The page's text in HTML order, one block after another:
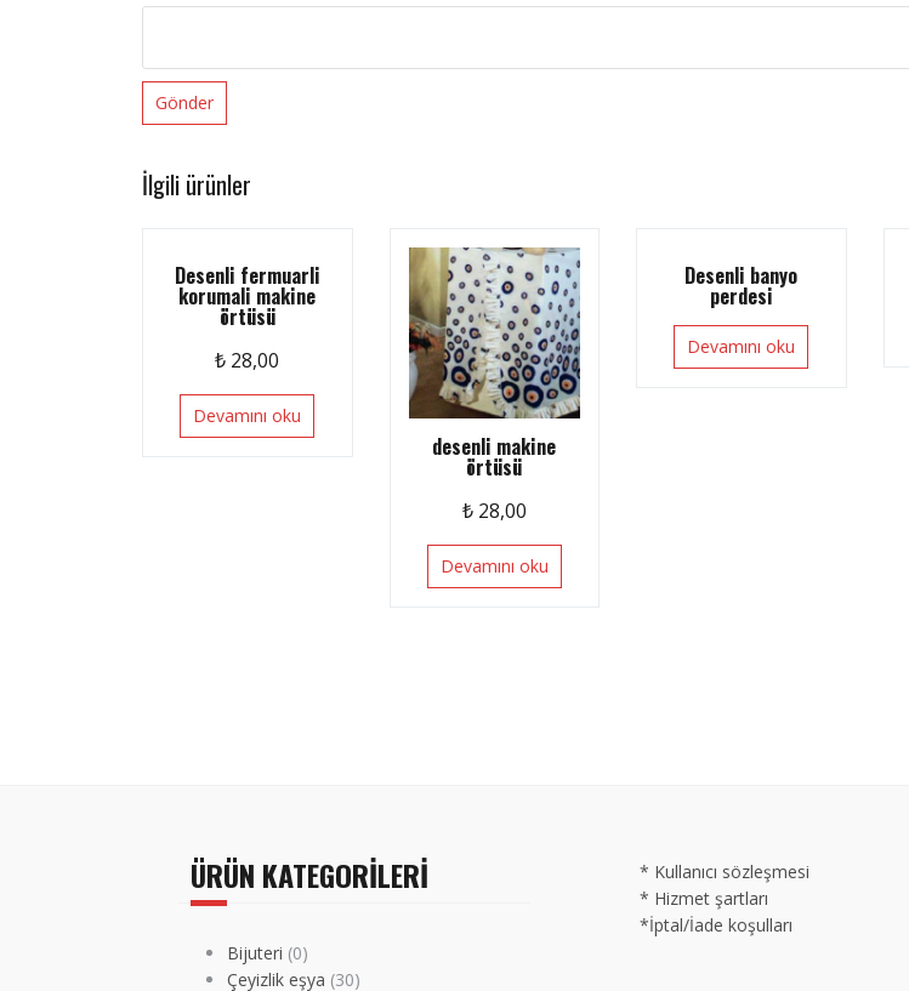
İlgili ürünler
Desenli fermuarli
korumali makine
örtüsü
₺ 28,00
Devamını oku
desenli makine
örtüsü
₺28,00
Devamını oku
Desenli banyo
perdesi
Devamını oku
ÜRÜN KATEGORILERI
Bijuteri (0)
Çeyizlik eşya (30)
* Kullanıcı sözleşmesi
* Hizmet şartları
*İptal/İade koşulları